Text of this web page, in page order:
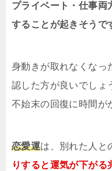
プライベート・仕事両
することが起きそうで
身動きが取れなくなっ
認した方が良いでしょ
不始末の回復に時間が
恋愛運は、別れた人と
りすると運気が下がる